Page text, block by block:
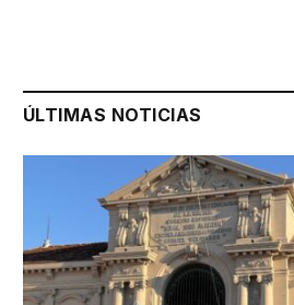
ÚLTIMAS NOTICIAS